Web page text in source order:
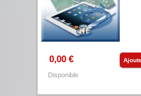
0,00 €
Disponible